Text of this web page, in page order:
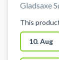
Gladsaxe
Du skal
This
10. Aug